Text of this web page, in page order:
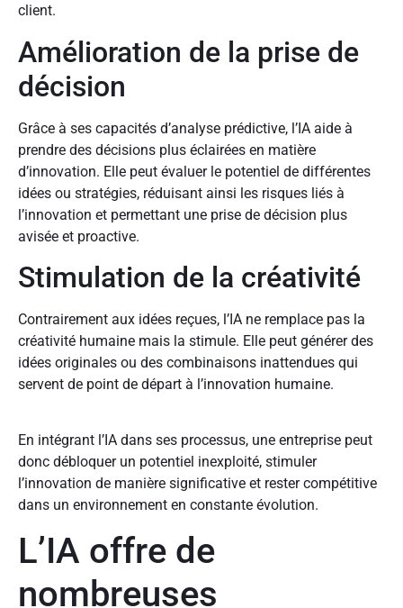
client.
Amélioration de la prise de
décision
Grâce à ses capacités d’analyse prédictive, l’IA aide à
prendre des décisions plus éclairées en matière
d’innovation. Elle peut évaluer le potentiel de différentes
idées ou stratégies, réduisant ainsi les risques liés à
l’innovation et permettant une prise de décision plus
avisée et proactive.
Stimulation de la créativité
Contrairement aux idées reçues, l’IA ne remplace pas la
créativité humaine mais la stimule. Elle peut générer des
idées originales ou des combinaisons inattendues qui
servent de point de départ à l’innovation humaine.
En intégrant l’IA dans ses processus, une entreprise peut
donc débloquer un potentiel inexploité, stimuler
l’innovation de manière significative et rester compétitive
dans un environnement en constante évolution.
L’IA offre de
nombreuses